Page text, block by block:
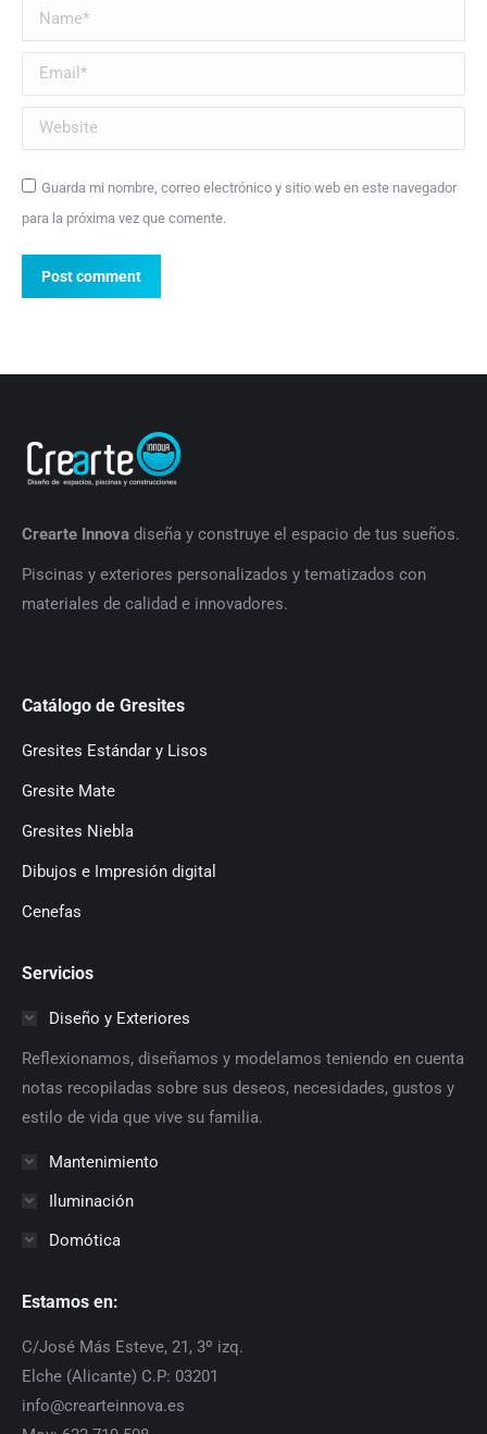
Name *
Email *
Website
Guarda mi nombre, correo electrónico y sitio web en este navegador
para la próxima vez que comente.
Post comment
Crearte Innova diseña y construye el espacio de tus sueños.
Piscinas y exteriores personalizados y tematizados con
materiales de calidad e innovadores.
Catálogo de Gresites
Gresites Estándar y Lisos
Gresite Mate
Gresites Niebla
Dibujos e Impresión digital
Cenefas
Servicios
Diseño y Exteriores
Reflexionamos, diseñamos y modelamos teniendo en cuenta
notas recopiladas sobre sus deseos, necesidades, gustos y
estilo de vida que vive su familia.
Mantenimiento
Iluminación
Domótica
Estamos en:
C/José Más Esteve, 21, 3º izq.
Elche (Alicante) C.P: 03201
info@crearteinnova.es